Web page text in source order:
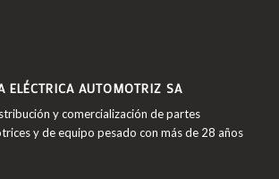
ELÉCTRICA AUTOMOTRIZ SA
y comercialización de partes
y de equipo pesado con más de 28 años